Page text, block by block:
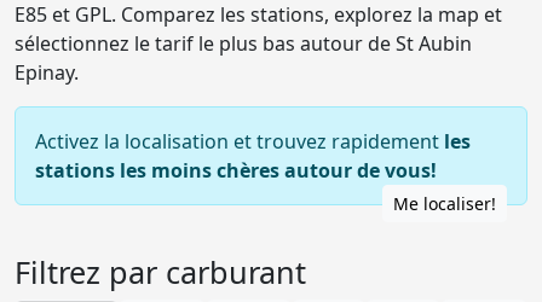
E85 et GPL. Comparez les stations, explorez la map et
sélectionnez le tarif le plus bas autour de St Aubin
Epinay.
Activez la localisation et trouvez rapidement les
stations les moins chères autour de vous!
Me localiser!
Filtrez par carburant